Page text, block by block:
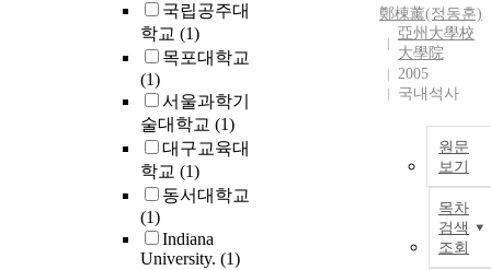
국립공주대
학교 (1)
목포대학교
(1)
서울과학기
술대학교 (1)
대구교육대
학교 (1)
동서대학교
(1)
Indiana
University. (1)
鄭棟薰(정동훈)
亞州大學校
大學院
2005
국내석사
원문
보기
목차
검색
조회